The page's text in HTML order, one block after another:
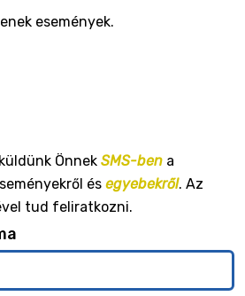
események.
Önnek SMS-ben a
és egyebekről. Az
tud feliratkozni.